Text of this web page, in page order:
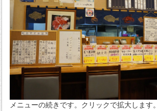
メニューの続きです。クリックで拡大します。